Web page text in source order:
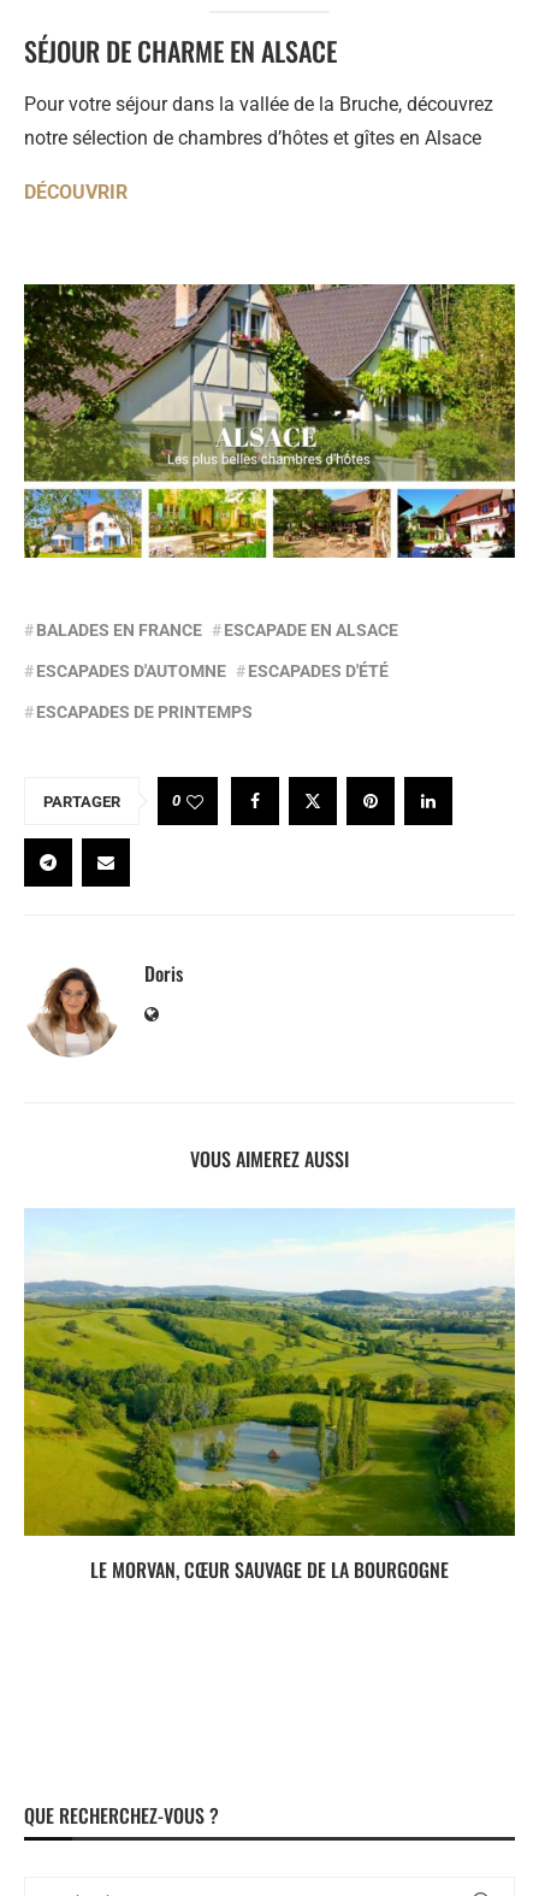
SÉJOUR DE CHARME EN ALSACE
Pour votre séjour dans la vallée de la Bruche, découvrez
notre sélection de chambres d’hôtes et gîtes en Alsace
DÉCOUVRIR
BALADES EN FRANCE ESCAPADE EN ALSACE
ESCAPADES D'AUTOMNE ESCAPADES D'ÉTÉ
ESCAPADES DE PRINTEMPS
PARTAGER 0
Doris
VOUS AIMEREZ AUSSI
LE MORVAN, CŒUR SAUVAGE DE LA BOURGOGNE
QUE RECHERCHEZ-VOUS ?